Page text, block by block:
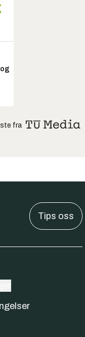
fra
Tips oss